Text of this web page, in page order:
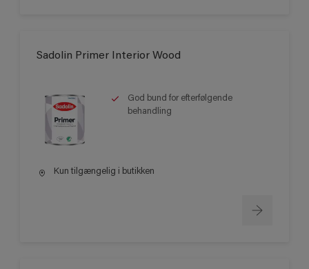
Sadolin Primer Interior Wood
God bund for efterfølgende
behandling
Kun tilgængelig i butikken